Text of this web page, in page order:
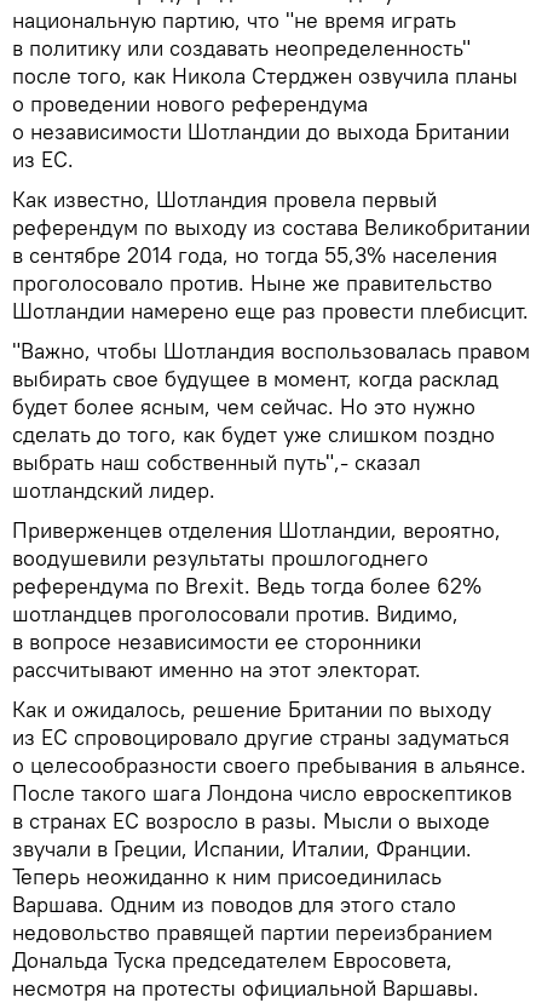
национальную партию, что "не время играть
в политику или создавать неопределенность"
после того, как Никола Стерджен озвучила планы
о проведении нового референдума
о независимости Шотландии до выхода Британии
из ЕС.
Как известно, Шотландия провела первый
референдум по выходу из состава Великобритании
в сентябре 2014 года, но тогда 55,3% населения
проголосовало против. Ныне же правительство
Шотландии намерено еще раз провести плебисцит.
"Важно, чтобы Шотландия воспользовалась правом
выбирать свое будущее в момент, когда расклад
будет более ясным, чем сейчас. Но это нужно
сделать до того, как будет уже слишком поздно
выбрать наш собственный путь",- сказал
шотландский лидер.
Приверженцев отделения Шотландии, вероятно,
воодушевили результаты прошлогоднего
референдума по Brexit. Ведь тогда более 62%
шотландцев проголосовали против. Видимо,
в вопросе независимости ее сторонники
рассчитывают именно на этот электорат.
Как и ожидалось, решение Британии по выходу
из ЕС спровоцировало другие страны задуматься
о целесообразности своего пребывания в альянсе.
После такого шага Лондона число евроскептиков
в странах ЕС возросло в разы. Мысли о выходе
звучали в Греции, Испании, Италии, Франции.
Теперь неожиданно к ним присоединилась
Варшава. Одним из поводов для этого стало
недовольство правящей партии переизбранием
Дональда Туска председателем Евросовета,
несмотря на протесты официальной Варшавы.